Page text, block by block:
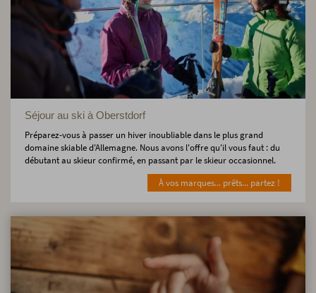
Séjour au ski à Oberstdorf
Préparez-vous à passer un hiver inoubliable dans le plus grand
domaine skiable d'Allemagne. Nous avons l'offre qu'il vous faut : du
débutant au skieur confirmé, en passant par le skieur occasionnel.
À vos marques... prêts... partez !